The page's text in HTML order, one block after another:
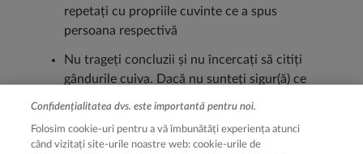
repetați cu propriile cuvinte ce a spus
persoana respectivă
Nu trageți concluzii și nu încercați să citiți
gândurile cuiva. Dacă nu sunteți sigur(ă) ce
Încercați să înțelegeți sensul și emoțiile pe
care cealaltă persoană le exprimă. Poate fi
Confidențialitatea dvs. este importantă pentru noi.
Folosim cookie-uri pentru a vă îmbunătăți experiența atunci
când vizitați site-urile noastre web: cookie-urile de